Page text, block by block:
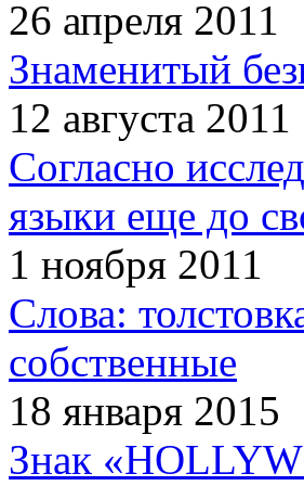
26 апреля 2011
Знаменитый
12 августа 2011
Согласно
языки еще до
1 ноября 2011
Слова:
собственные
18 января 2015
Знак